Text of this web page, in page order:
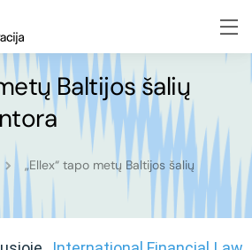
Baltijos šalių
„Ellex“ tapo metų Baltijos šalių